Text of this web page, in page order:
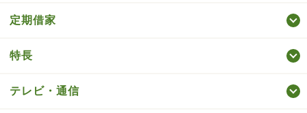
定期借家
特長
テレビ・通信